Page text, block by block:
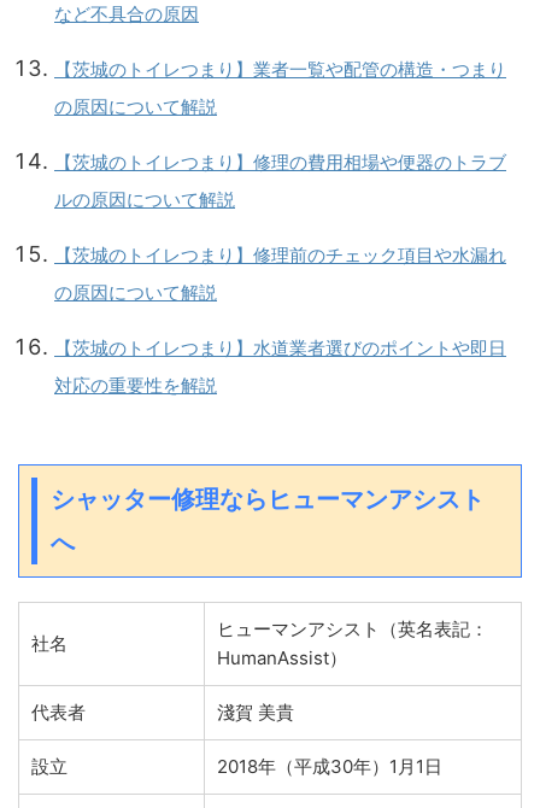
など不具合の原因
【茨城のトイレつまり】業者一覧や配管の構造・つまり
の原因について解説
【茨城のトイレつまり】修理の費用相場や便器のトラブ
ルの原因について解説
【茨城のトイレつまり】修理前のチェック項目や水漏れ
の原因について解説
【茨城のトイレつまり】水道業者選びのポイントや即日
対応の重要性を解説
シャッター修理ならヒューマンアシスト
へ
社名
ヒューマンアシスト（英名表記：
HumanAssist）
代表者 淺賀 美貴
設立 2018年（平成30年）1月1日